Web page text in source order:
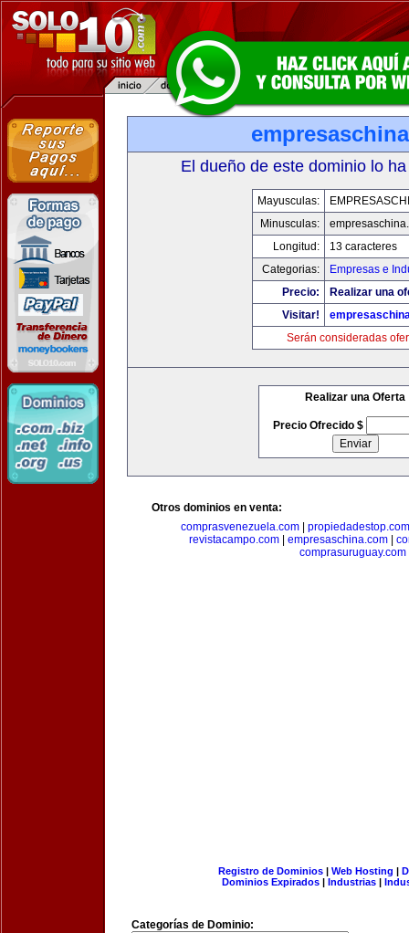
El dueño de este dominio lo
Mayusculas:
Minusculas:
Longitud:
13 caracteres
Categorias:
Empresas e
Precio:
Realizar una
Visitar!
Serán consideradas
Realizar una Oferta
Precio Ofrecido $
Otros dominios en venta:
comprasvenezuela.com
propiedadestop.com
revistacampo.com
empresaschina.com
comprasuruguay.com
Registro de Dominios| Web Hosting |
Dominios Expirados | Industrias |
Categorías de Dominio: